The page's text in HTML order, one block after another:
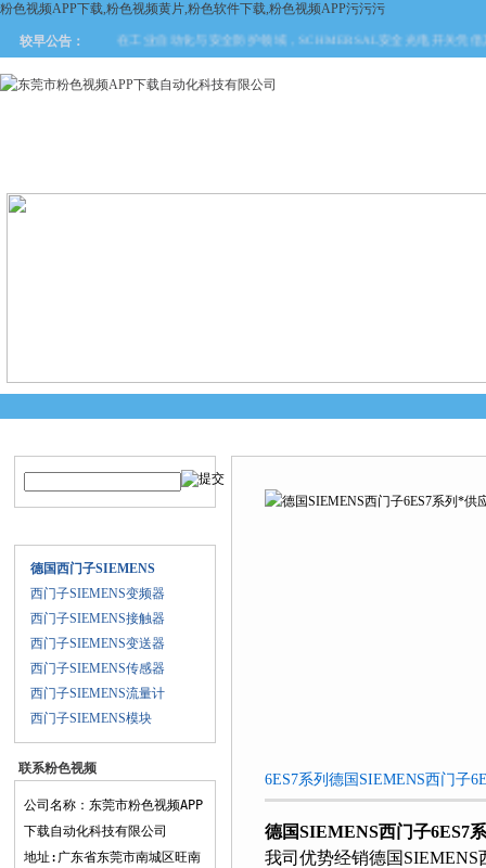
粉色视频APP下载,粉色视频黄片,粉色软件下载,粉色视频APP污污污
较早公告： 在工业自动化与安全防护领域，SCHMERSAL安全光电开关凭借其一
下载
德国西门子SIEMENS
西门子SIEMENS变频器
西门子SIEMENS接触器
西门子SIEMENS变送器
西门子SIEMENS传感器
西门子SIEMENS流量计
西门子SIEMENS模块
联系粉色视频
APP下载
公司名称：东莞市粉色视频APP
下载自动化科技有限公司
地址:广东省东莞市南城区旺南
6ES7系列德国SIEMENS西门子
德国SIEMENS西门子6ES7
我司优势经销德国SIEMENS西